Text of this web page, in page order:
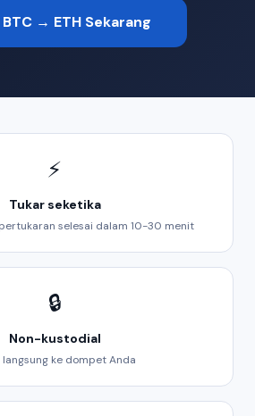
→ ETH Sekarang
⚡
Tukar seketika
selesai dalam 10-30 menit
🔒
Non-kustodial
langsung ke dompet Anda